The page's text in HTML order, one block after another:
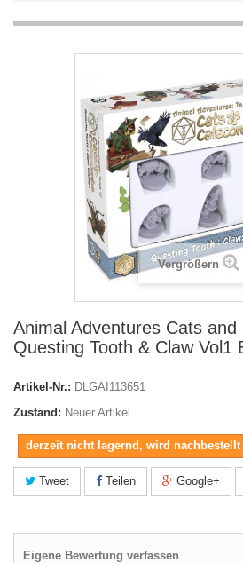
Vergrößern
Animal Adventures Cats and
Questing Tooth & Claw Vol1
Artikel-Nr.: DLGAI113651
Zustand: Neuer Artikel
derzeit nicht lagernd, wird nachbestellt
Tweet Teilen Google+
Eigene Bewertung verfassen